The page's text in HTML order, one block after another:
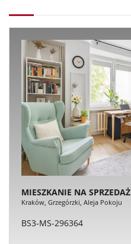
MIESZKANIE NA SPRZEDAŻ
Kraków, Grzegórzki, Aleja Pokoju
BS3-MS-296364